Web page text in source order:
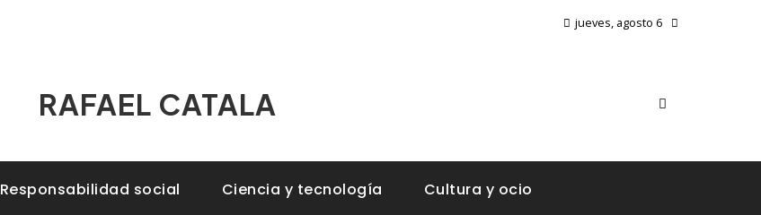
jueves, agosto 6
RAFAEL CATALA
Responsabilidad social Ciencia y tecnología Cultura y ocio